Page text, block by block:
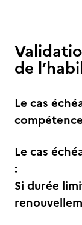
de
Le cas
Le cas
:
Si durée